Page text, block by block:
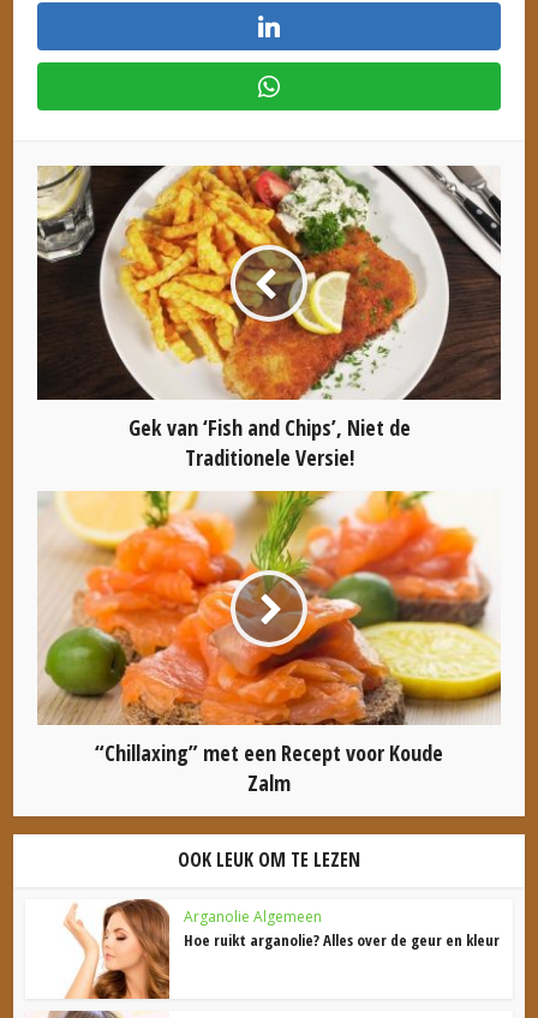
Gek van ‘Fish and Chips’, Niet de
Traditionele Versie!
“Chillaxing” met een Recept voor Koude
Zalm
OOK LEUK OM TE LEZEN
Arganolie Algemeen
Hoe ruikt arganolie? Alles over de geur en kleur